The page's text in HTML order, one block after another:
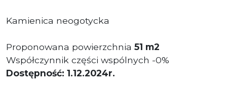
Kamienica neogotycka
Proponowana powierzchnia 51 m2
Współczynnik części wspólnych -0%
Dostępność: 1.12.2024r.